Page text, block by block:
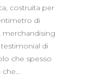
costruita per
di
merchandising
di
che spesso